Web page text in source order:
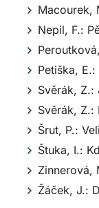
Macourek,
Nepil, F.:
Petiška,
Svěrák, Z.:
Svěrák, Z.:
Šrut, P.:
Štuka, I.:
Zinnerová,
Žáček, J.: